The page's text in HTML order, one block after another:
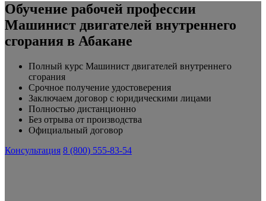
Обучение рабочей профессии
Машинист двигателей внутреннего
сгорания в Абакане
Полный курс Машинист двигателей внутреннего
сгорания
Срочное получение удостоверения
Заключаем договор с юридическими лицами
Полностью дистанционно
Без отрыва от производства
Официальный договор
Консультация 8 (800) 555-83-54